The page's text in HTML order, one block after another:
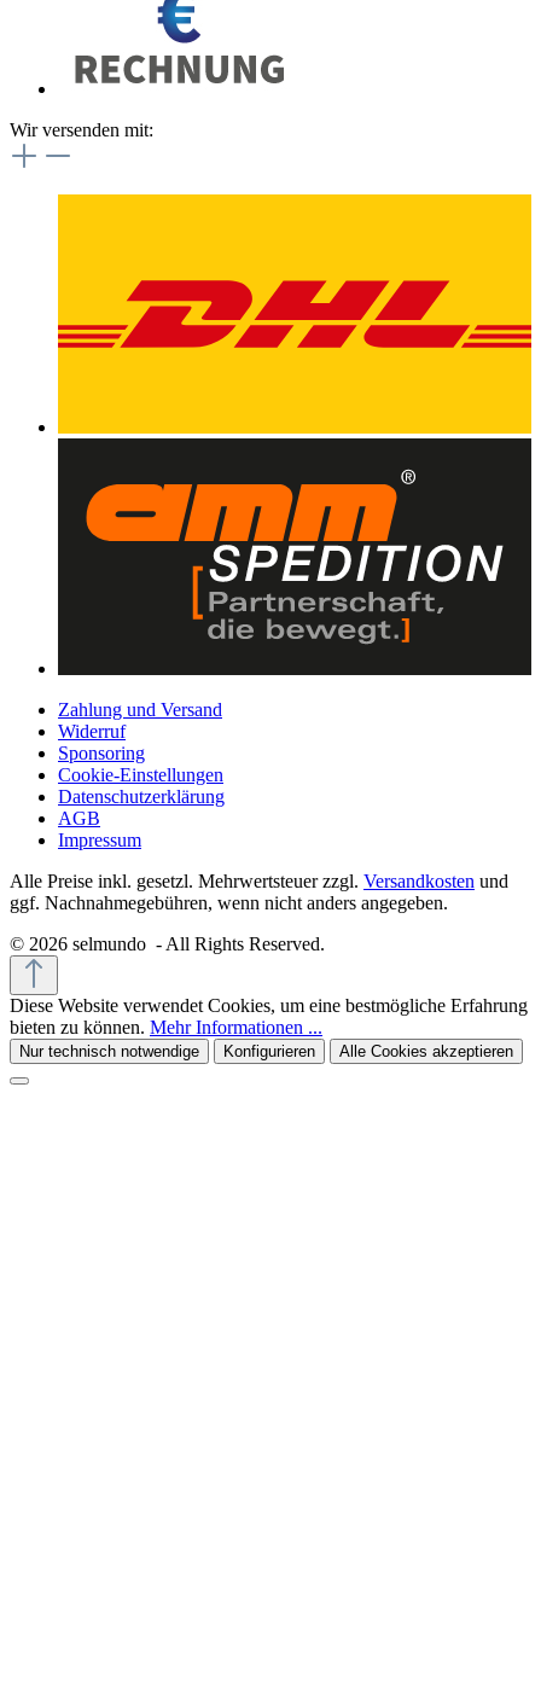
Wir versenden mit:
Zahlung und Versand
Widerruf
Sponsoring
Cookie-Einstellungen
Datenschutzerklärung
AGB
Impressum
Alle Preise inkl. gesetzl. Mehrwertsteuer zzgl. Versandkosten und
ggf. Nachnahmegebühren, wenn nicht anders angegeben.
© 2026 selmundo - All Rights Reserved.
Diese Website verwendet Cookies, um eine bestmögliche Erfahrung
bieten zu können. Mehr Informationen ...
Nur technisch notwendige Konfigurieren Alle Cookies akzeptieren